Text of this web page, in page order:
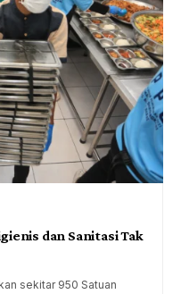
dan Sanitasi Tak
sekitar 950 Satuan